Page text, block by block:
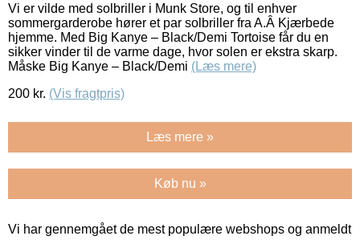
Vi er vilde med solbriller i Munk Store, og til enhver
sommergarderobe hører et par solbriller fra A.Â Kjærbede
hjemme. Med Big Kanye – Black/Demi Tortoise får du en
sikker vinder til de varme dage, hvor solen er ekstra skarp.
Måske Big Kanye – Black/Demi (Læs mere)
200 kr. (Vis fragtpris)
Læs mere »
Køb nu »
Vi har gennemgået de mest populære webshops og anmeldt